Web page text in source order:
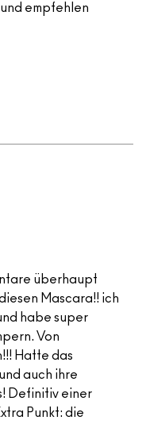
empfehlen
überhaupt
Mascara!! ich
habe super
Von
Hatte das
auch ihre
Definitiv einer
Punkt: die